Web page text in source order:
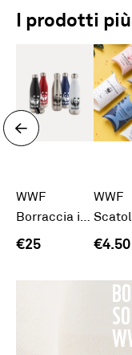
I prodotti
WWF
Borraccia in acciaio
€25
WWF
€4.50